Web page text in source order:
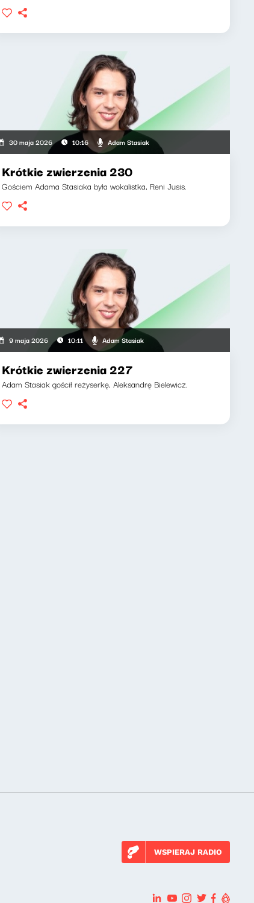
30 maja 2026 10:16 Adam Stasiak
Krótkie zwierzenia 230
Gościem Adama Stasiaka była wokalistka, Reni Jusis.
9 maja 2026 10:11 Adam Stasiak
Krótkie zwierzenia 227
Adam Stasiak gościł reżyserkę, Aleksandrę Bielewicz.
WSPIERAJ RADIO